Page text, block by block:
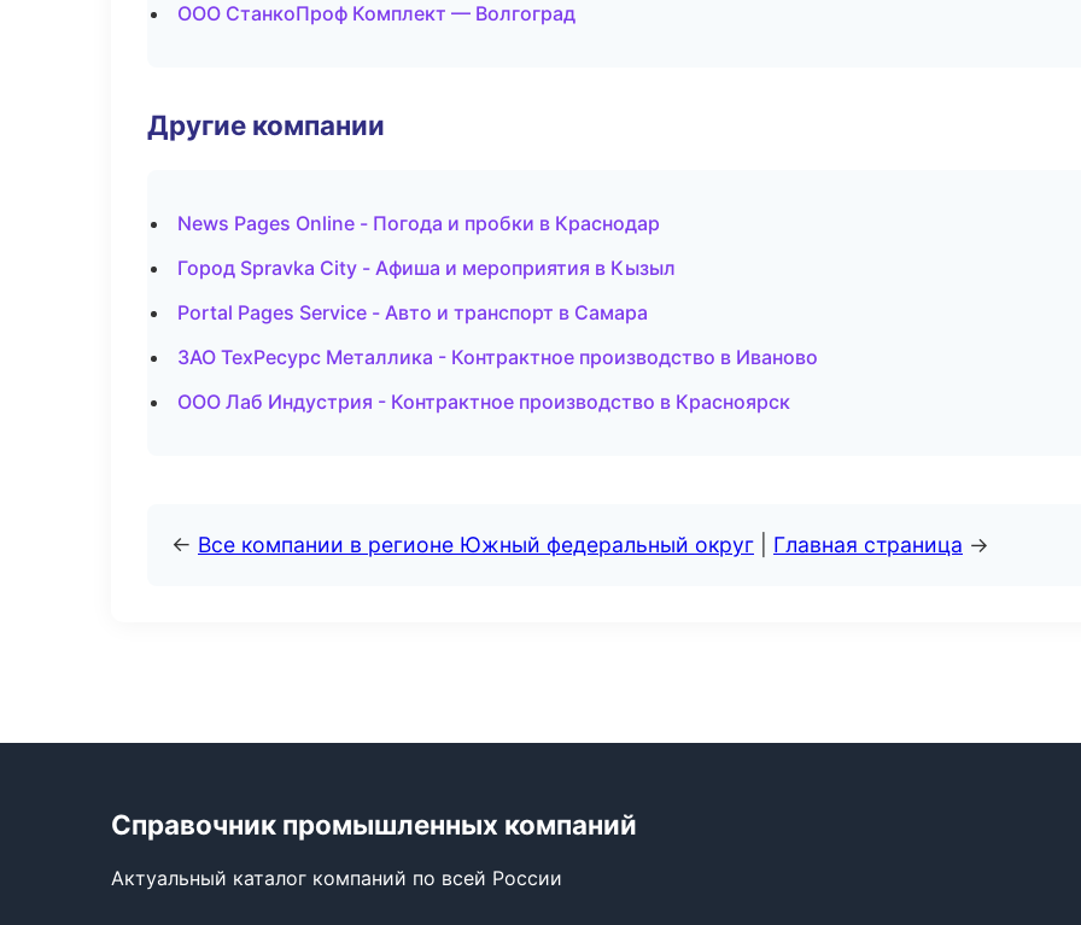
ООО СтанкоПроф Комплект — Волгоград
Другие компании
News Pages Online - Погода и пробки в Краснодар
Город Spravka City - Афиша и мероприятия в Кызыл
Portal Pages Service - Авто и транспорт в Самара
ЗАО ТехРесурс Металлика - Контрактное производство в Иваново
ООО Лаб Индустрия - Контрактное производство в Красноярск
← Все компании в регионе Южный федеральный округ Главная страница →
Справочник промышленных компаний
Актуальный каталог компаний по всей России